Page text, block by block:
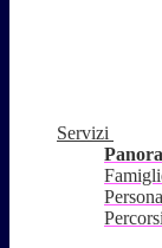
Servizi